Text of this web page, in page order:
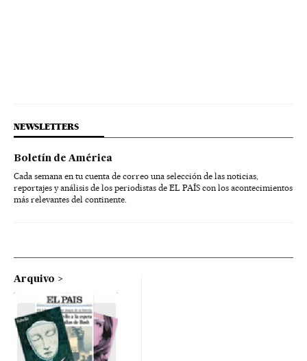
NEWSLETTERS
Boletín de América
Cada semana en tu cuenta de correo una selección de las noticias,
reportajes y análisis de los periodistas de EL PAÍS con los acontecimientos
más relevantes del continente.
Arquivo